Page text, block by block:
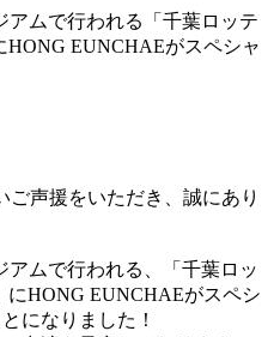
アムで行われる「千葉ロッテ
EUNCHAEがスペシャ
ご声援をいただき、誠にあり
アムで行われる、「千葉ロッ
HONG EUNCHAEがスペシ
になりました！